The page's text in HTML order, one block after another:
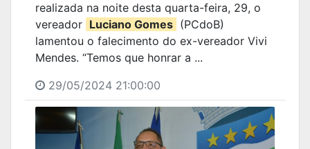
realizada na noite desta quarta-feira, 29, o
vereador Luciano Gomes (PCdoB)
lamentou o falecimento do ex-vereador Vivi
Mendes. “Temos que honrar a ...
29/05/2024 21:00:00